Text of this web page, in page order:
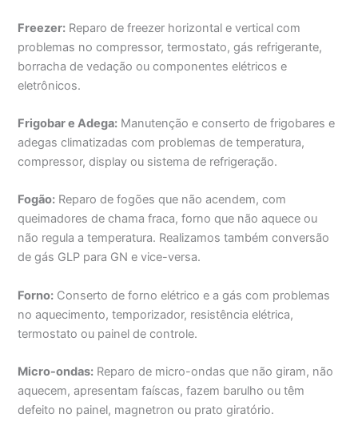
Freezer: Reparo de freezer horizontal e vertical com
problemas no compressor, termostato, gás refrigerante,
borracha de vedação ou componentes elétricos e
eletrônicos.
Frigobar e Adega: Manutenção e conserto de frigobares e
adegas climatizadas com problemas de temperatura,
compressor, display ou sistema de refrigeração.
Fogão: Reparo de fogões que não acendem, com
queimadores de chama fraca, forno que não aquece ou
não regula a temperatura. Realizamos também conversão
de gás GLP para GN e vice-versa.
Forno: Conserto de forno elétrico e a gás com problemas
no aquecimento, temporizador, resistência elétrica,
termostato ou painel de controle.
Micro-ondas: Reparo de micro-ondas que não giram, não
aquecem, apresentam faíscas, fazem barulho ou têm
defeito no painel, magnetron ou prato giratório.